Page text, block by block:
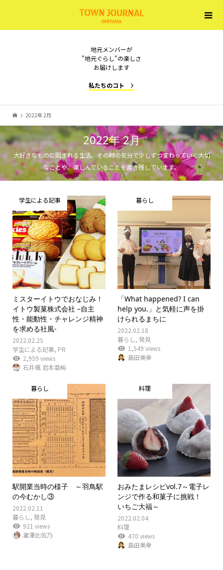
地元メンバーが
"地元ぐらし"の楽しさ
お届けします
私たちのコト
2022年 2月
2022年 2月
大好きなものに囲まれる生活、その時の気分で少しずつ変わっていく大切
なことや、楽しんでいることを書き残しています。
学生による記事
ミスターイトウでおなじみ！
イトウ製菓株式会社 –自主
性・能動性・チャレンジ精神
を求める社風-
2022.02.25
学生による記事, PR
2,959 views
石井楓 岩本亜純
暮らし
「What happened? I can
help you.」と気軽に声を掛
けられるまちに
2022.02.18
暮らし, 発見
1,549 views
島田美幸
暮らし
駅開業当時の様子 ～羽鳥駅
の今むかし③
2022.02.11
暮らし, 発見
921 views
瀧澤比佐乃
料理
おみたまレシピvol.7～電子レ
ンジで作る和菓子に挑戦！
いちご大福～
2022.02.04
料理
470 views
島田美幸